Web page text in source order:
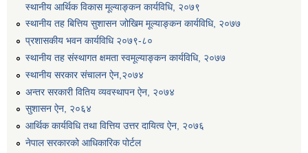
स्थानीय आर्थिक विकास मूल्याङ्कन कार्यविधि, २०७९
स्थानीय तह बित्तिय सुशासन जोखिम मूल्याङ्कन कार्यविधि, २०७७
प्रशासकीय भवन कार्यविधि २०७९-८०
स्थानीय तह संस्थागत क्षमता स्वमूल्याङ्कन कार्यविधि, २०७७
स्थानीय सरकार संचालन ऐन,२०७४
अन्तर सरकारी वितिय व्यवस्थापन ऐन, २०७४
सुशासन ऐन, २०६४
आर्थिक कार्यविधि तथा वित्तिय उत्तर दायित्व ऐन, २०७६
नेपाल सरकारको आधिकारिक पोर्टल